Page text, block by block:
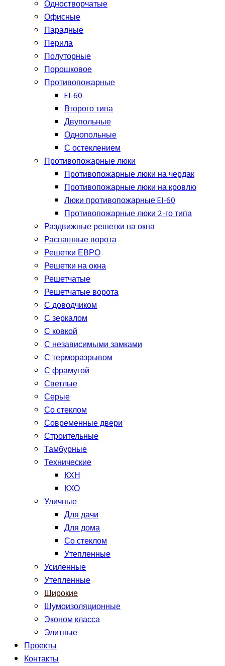
Одностворчатые
Офисные
Парадные
Перила
Полуторные
Порошковое
Противопожарные
EI-60
Второго типа
Двупольные
Однопольные
С остеклением
Противопожарные люки
Противопожарные люки на чердак
Противопожарные люки на кровлю
Люки противопожарные EI-60
Противопожарные люки 2-го типа
Раздвижные решетки на окна
Распашные ворота
Решетки ЕВРО
Решетки на окна
Решетчатые
Решетчатые ворота
С доводчиком
С зеркалом
С ковкой
С независимыми замками
С терморазрывом
С фрамугой
Светлые
Серые
Со стеклом
Современные двери
Строительные
Тамбурные
Технические
КХН
КХО
Уличные
Для дачи
Для дома
Со стеклом
Утепленные
Усиленные
Утепленные
Широкие
Шумоизоляционные
Эконом класса
Элитные
Проекты
Контакты